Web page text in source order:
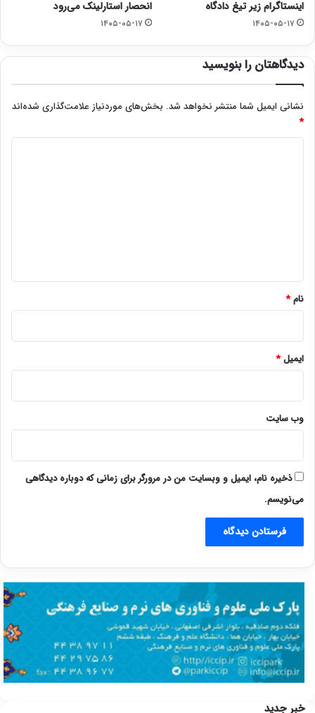
اینستاگرام زیر تیغ دادگاه
۱۴۰۵-۰۵-۱۷
انحصار استارلینک می‌رود
۱۴۰۵-۰۵-۱۷
دیدگاهتان را بنویسید
نشانی ایمیل شما منتشر نخواهد شد. بخش‌های موردنیاز علامت‌گذاری شده‌اند
*
نام*
ایمیل*
وب‌ سایت
ذخیره نام، ایمیل و وبسایت من در مرورگر برای زمانی که دوباره دیدگاهی
می‌نویسم.
خبر جدید